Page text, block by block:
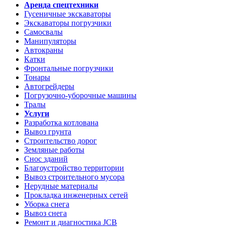
Аренда спецтехники
Гусеничные экскаваторы
Экскаваторы погрузчики
Самосвалы
Манипуляторы
Автокраны
Катки
Фронтальные погрузчики
Тонары
Автогрейдеры
Погрузочно-уборочные машины
Тралы
Услуги
Разработка котлована
Вывоз грунта
Строительство дорог
Земляные работы
Снос зданий
Благоустройство территории
Вывоз строительного мусора
Нерудные материалы
Прокладка инженерных сетей
Уборка снега
Вывоз снега
Ремонт и диагностика JCB